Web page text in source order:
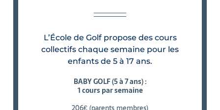
L’École de Golf propose des cours
collectifs chaque semaine pour les
enfants de 5 à 17 ans.
BABY GOLF (5 à 7 ans) :
1 cours par semaine